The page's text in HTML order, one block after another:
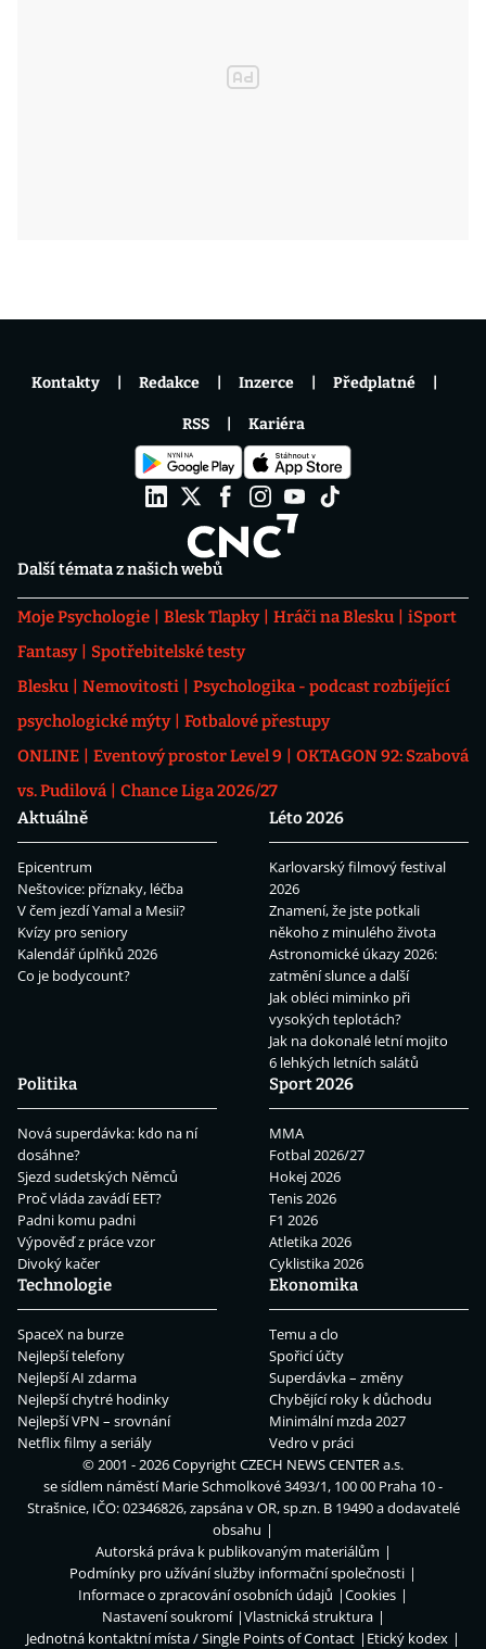
Další témata z našich webů
Moje Psychologie Blesk Tlapky Hráči na Blesku
iSport
Fantasy
Spotřebitelské testy
Blesku
Nemovitosti
Psychologika - podcast rozbíjející
psychologické mýty
Fotbalové přestupy
ONLINE
Eventový prostor Level 9
OKTAGON 92: Szabová
vs. Pudilová
Chance Liga 2026/27
Aktuálně
Epicentrum
Neštovice: příznaky, léčba
V čem jezdí Yamal a Mesii?
Kvízy pro seniory
Kalendář úplňků 2026
Co je bodycount?
Léto 2026
Karlovarský filmový festival
2026
Znamení, že jste potkali
někoho z minulého života
Astronomické úkazy 2026:
zatmění slunce a další
Jak obléci miminko při
vysokých teplotách?
Jak na dokonalé letní mojito
6 lehkých letních salátů
Politika
Nová superdávka: kdo na ní
dosáhne?
Sjezd sudetských Němců
Proč vláda zavádí EET?
Padni komu padni
Výpověď z práce vzor
Divoký kačer
Sport 2026
MMA
Fotbal 2026/27
Hokej 2026
Tenis 2026
F1 2026
Atletika 2026
Cyklistika 2026
Technologie
SpaceX na burze
Nejlepší telefony
Nejlepší AI zdarma
Nejlepší chytré hodinky
Nejlepší VPN – srovnání
Netflix filmy a seriály
Ekonomika
Temu a clo
Spořicí účty
Superdávka – změny
Chybějící roky k důchodu
Minimální mzda 2027
Vedro v práci
Kontakty Redakce Inzerce Předplatné
RSS Kariéra
© 2001 - 2026 CopyrightCZECH NEWS CENTER a.s.
se sídlem náměstí Marie Schmolkové 3493/1, 100 00 Praha 10 -
Strašnice, IČO: 02346826, zapsána v OR, sp.zn. B 19490 a dodavatelé
obsahu
Autorská práva k publikovaným materiálům
Podmínky pro užívání služby informační společnosti
Informace o zpracování osobních údajů
Cookies
Nastavení soukromí
Vlastnická struktura
Jednotná kontaktní místa / Single Points of Contact
Etický kodex